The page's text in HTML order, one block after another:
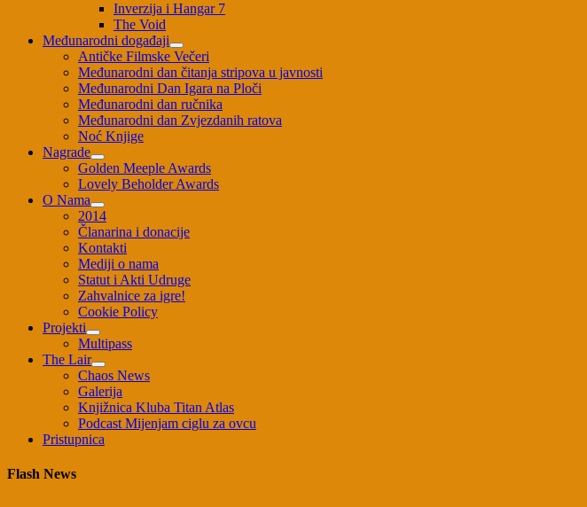
Inverzija i Hangar 7
The Void
Međunarodni događaji
Antičke Filmske Večeri
Međunarodni dan čitanja stripova u javnosti
Međunarodni Dan Igara na Ploči
Međunarodni dan ručnika
Međunarodni dan Zvjezdanih ratova
Noć Knjige
Nagrade
Golden Meeple Awards
Lovely Beholder Awards
O Nama
2014
Članarina i donacije
Kontakti
Mediji o nama
Statut i Akti Udruge
Zahvalnice za igre!
Cookie Policy
Projekti
Multipass
The Lair
Chaos News
Galerija
Knjižnica Kluba Titan Atlas
Podcast Mijenjam ciglu za ovcu
Pristupnica
Flash News